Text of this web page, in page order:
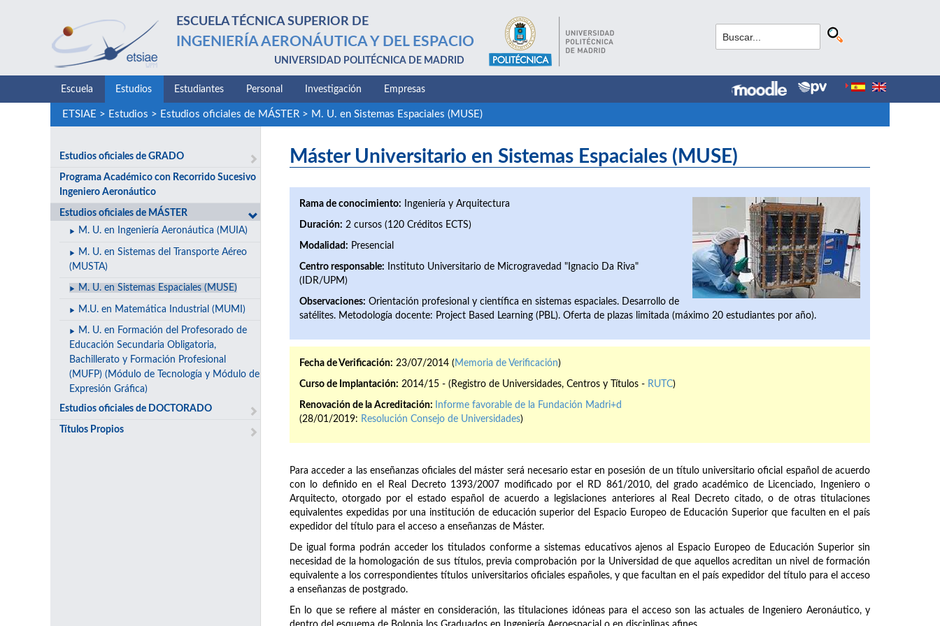
ESCUELA TÉCNICA SUPERIOR DE
INGENIERÍA AERONÁUTICA Y DEL ESPACIO
UNIVERSIDAD POLITÉCNICA DE MADRID
Escuela Estudios Estudiantes Personal Investigación Empresas
ETSIAE > Estudios > Estudios oficiales de MÁSTER> M. U. en Sistemas Espaciales (MUSE)
Estudios oficiales de GRADO
Programa Académico con Recorrido Sucesivo
Ingeniero Aeronáutico
Estudios oficiales de MÁSTER
M. U. en Ingeniería Aeronáutica (MUIA)
M. U. en Sistemas del Transporte Aéreo
(MUSTA)
M. U. en Sistemas Espaciales (MUSE)
M.U. en Matemática Industrial (MUMI)
M. U. en Formación del Profesorado de
Educación Secundaria Obligatoria,
Bachillerato y Formación Profesional
(MUFP) (Módulo de Tecnología y Módulo de
Expresión Gráfica)
Estudios oficiales de DOCTORADO
Títulos Propios
Máster Universitario en Sistemas Espaciales (MUSE)
Rama de conocimiento: Ingeniería y Arquitectura
Duración: 2 cursos (120 Créditos ECTS)
Modalidad: Presencial
Centro responsable: Instituto Universitario de Microgravedad "Ignacio Da Riva"
(IDR/UPM)
Observaciones: Orientación profesional y científica en sistemas espaciales. Desarrollo de
satélites. Metodología docente: Project Based Learning (PBL). Oferta de plazas limitada (máximo 20 estudiantes por año).
Fecha de Verificación: 23/07/2014 ( Memoria de Verificación)
Curso de Implantación: 2014/15 - (Registro de Universidades, Centros y Títulos - RUTC)
Renovación de la Acreditación:
Informe favorable de la Fundación Madri+d
(28/01/2019: Resolución Consejo de Universidades)
Para acceder a las enseñanzas oficiales del máster será necesario estar en posesión de un título universitario oficial español de acuerdo
con lo definido en el Real Decreto 1393/2007 modificado por el RD 861/2010, del grado académico de Licenciado, Ingeniero o
Arquitecto, otorgado por el estado español de acuerdo a legislaciones anteriores al Real Decreto citado, o de otras titulaciones
equivalentes expedidas por una institución de educación superior del Espacio Europeo de Educación Superior que faculten en el país
expedidor del título para el acceso a enseñanzas de Máster.
De igual forma podrán acceder los titulados conforme a sistemas educativos ajenos al Espacio Europeo de Educación Superior sin
necesidad de la homologación de sus títulos, previa comprobación por la Universidad de que aquellos acreditan un nivel de formación
equivalente a los correspondientes títulos universitarios oficiales españoles, y que facultan en el país expedidor del título para el acceso
a enseñanzas de postgrado.
En lo que se refiere al máster en consideración, las titulaciones idóneas para el acceso son las actuales de Ingeniero Aeronáutico, y